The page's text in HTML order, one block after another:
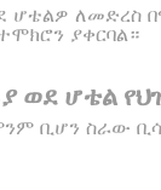
ሆቴልዎ ለመድረስ
ያቀርባል።
ወደ ሆቴል
ቢሆን ስራው